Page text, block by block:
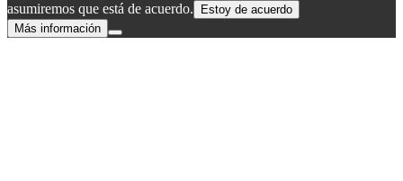
asumiremos que está de acuerdo.
Estoy de acuerdo
Más información